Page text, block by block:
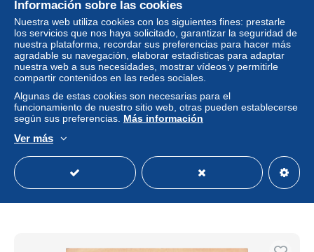
± 5,78 US$
Información sobre las cookies
Nuestra web utiliza cookies con los siguientes fines: prestarle
los servicios que nos haya solicitado, garantizar la seguridad de
nuestra plataforma, recordar sus preferencias para hacer más
agradable su navegación, elaborar estadísticas para adaptar
nuestra web a sus necesidades, mostrar vídeos y permitirle
compartir contenidos en las redes sociales.
Algunas de estas cookies son necesarias para el
funcionamiento de nuestro sitio web, otras pueden establecerse
según sus preferencias. Más información
Ver más